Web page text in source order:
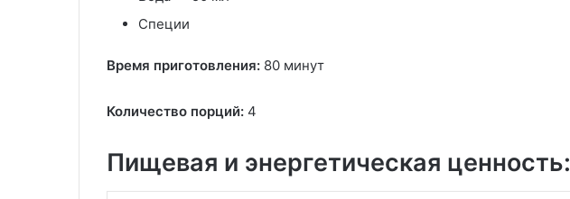
Специи
Время приготовления: 80 минут
Количество порций: 4
Пищевая и энергетическая ценность: